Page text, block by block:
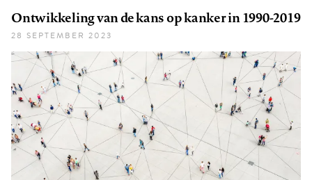
Ontwikkeling van de kans op kanker in 1990-2019
28 SEPTEMBER 2023